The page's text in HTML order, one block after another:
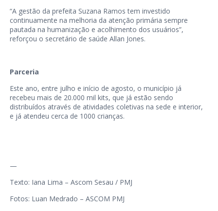
“A gestão da prefeita Suzana Ramos tem investido
continuamente na melhoria da atenção primária sempre
pautada na humanização e acolhimento dos usuários”,
reforçou o secretário de saúde Allan Jones.
Parceria
Este ano, entre julho e início de agosto, o município já
recebeu mais de 20.000 mil kits, que já estão sendo
distribuídos através de atividades coletivas na sede e interior,
e já atendeu cerca de 1000 crianças.
—
Texto: Iana Lima – Ascom Sesau / PMJ
Fotos: Luan Medrado – ASCOM PMJ